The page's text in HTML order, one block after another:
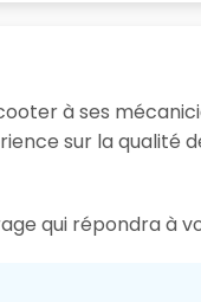
à ses
sur la qualité
qui répondra à